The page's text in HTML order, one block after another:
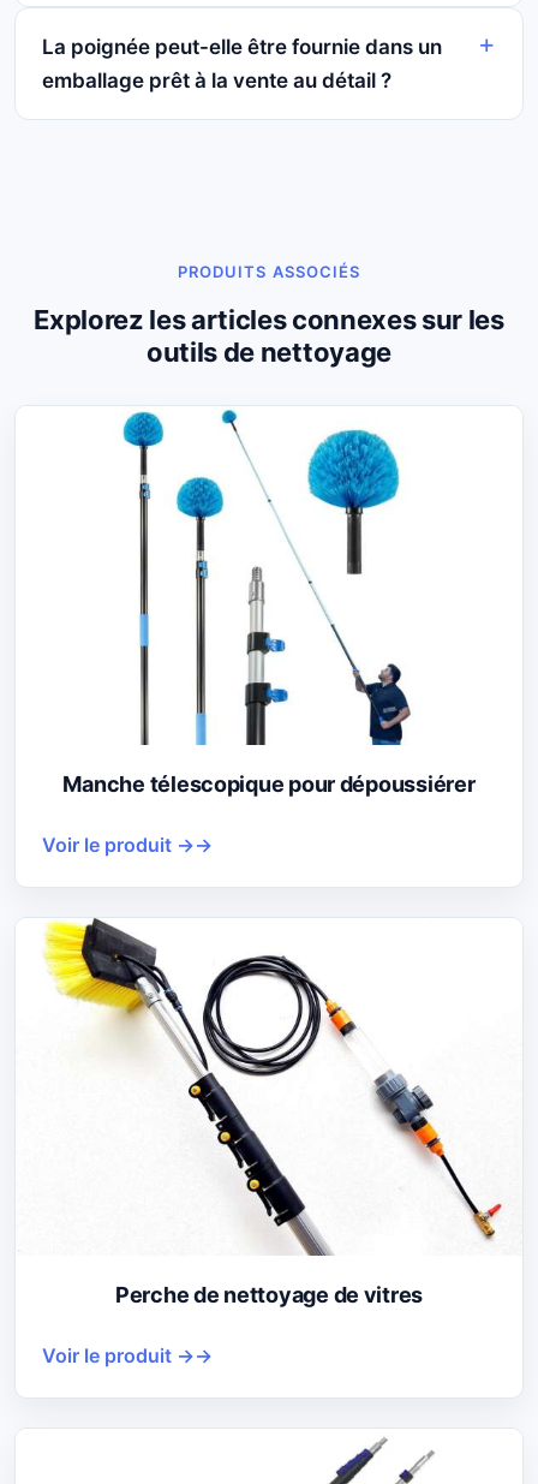
La poignée peut-elle être fournie dans un
emballage prêt à la vente au détail ?
PRODUITS ASSOCIÉS
Explorez les articles connexes sur les
outils de nettoyage
Manche télescopique pour dépoussiérer
Voir le produit →
Perche de nettoyage de vitres
Voir le produit →